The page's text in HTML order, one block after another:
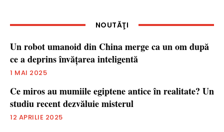
NOUTĂŢI
Un robot umanoid din China merge ca un om după
ce a deprins învățarea inteligentă
1 MAI 2025
Ce miros au mumiile egiptene antice în realitate? Un
studiu recent dezvăluie misterul
12 APRILIE 2025